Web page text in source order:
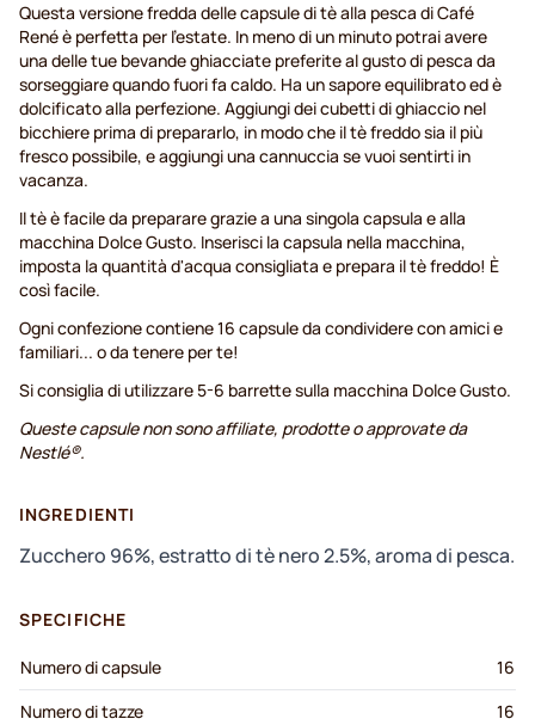
Questa versione fredda delle capsule di tè alla pesca di Café
René è perfetta per l'estate. In meno di un minuto potrai avere
una delle tue bevande ghiacciate preferite al gusto di pesca da
sorseggiare quando fuori fa caldo. Ha un sapore equilibrato ed è
dolcificato alla perfezione. Aggiungi dei cubetti di ghiaccio nel
bicchiere prima di prepararlo, in modo che il tè freddo sia il più
fresco possibile, e aggiungi una cannuccia se vuoi sentirti in
vacanza.
Il tè è facile da preparare grazie a una singola capsula e alla
macchina Dolce Gusto. Inserisci la capsula nella macchina,
imposta la quantità d'acqua consigliata e prepara il tè freddo! È
così facile.
Ogni confezione contiene 16 capsule da condividere con amici e
familiari... o da tenere per te!
Si consiglia di utilizzare 5-6 barrette sulla macchina Dolce Gusto.
Queste capsule non sono affiliate, prodotte o approvate da
Nestlé®.
INGREDIENTI
Zucchero 96%, estratto di tè nero 2.5%, aroma di pesca.
SPECIFICHE
Numero di capsule
16
Numero di tazze
16